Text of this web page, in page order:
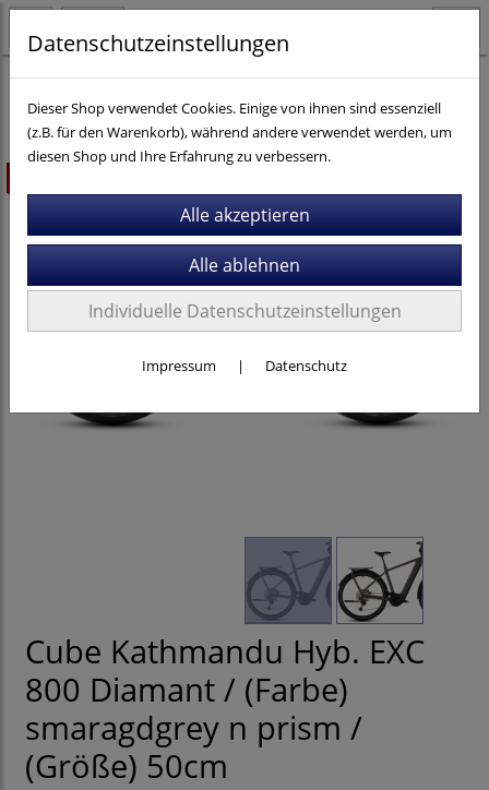
E-Bikes
Cube Kathmandu Hyb. EXC
800 Diamant / (Farbe)
smaragdgrey n prism /
(Größe) 50cm
Datenschutzeinstellungen
Dieser Shop verwendet Cookies. Einige von ihnen sind essenziell
(z.B. für den Warenkorb), während andere verwendet werden, um
diesen Shop und Ihre Erfahrung zu verbessern.
Individuelle Datenschutzeinstellungen
Impressum | Datenschutz